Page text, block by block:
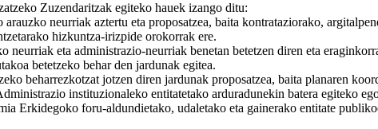
Zuzendaritzak egiteko hauek izango ditu:
neurriak aztertu eta proposatzea, baita kontrataziorako,
hizkuntza-irizpide orokorrak ere.
neurriak eta administrazio-neurriak benetan betetzen diren eta
betetzeko behar den jardunak egitea.
beharrezkotzat jotzen diren jardunak proposatzea, baita planaren
instituzionaleko entitatetako arduradunekin batera egiteko
Erkidegoko foru-aldundietako, udaletako eta gainerako entitate